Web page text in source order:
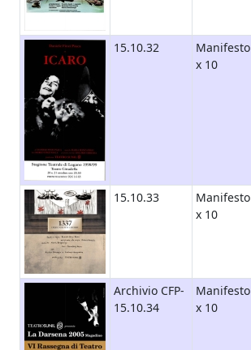
15.10.32
Manifesto
x 10
15.10.33
Manifesto
x 10
Archivio CFP-
15.10.34
Manifesto
x 10